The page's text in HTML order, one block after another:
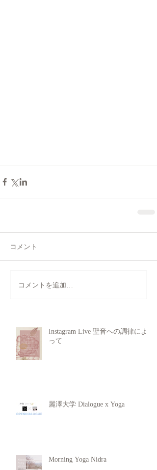
コメント
コメントを追加…
Instagram Live 聖音への調律によ
って
麗澤大学 Dialogue x Yoga
Morning Yoga Nidra